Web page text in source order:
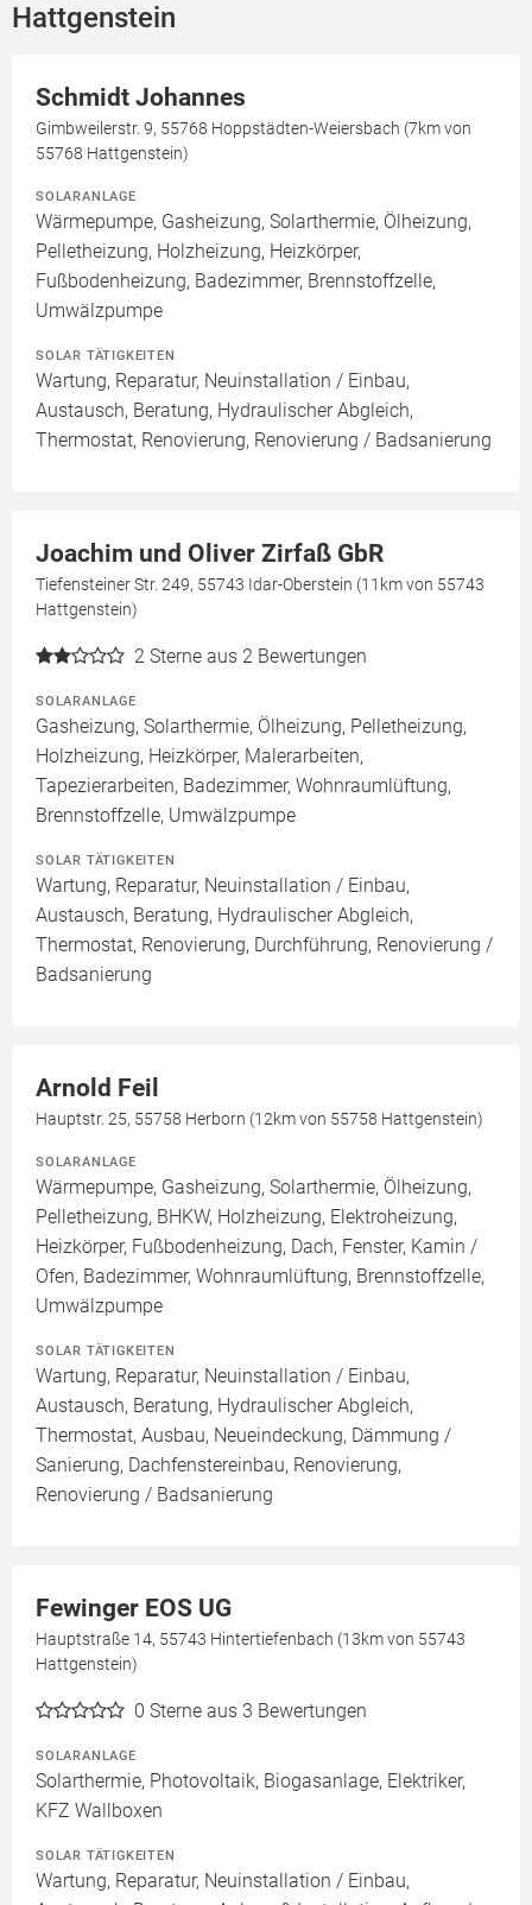
Hattgenstein
Schmidt Johannes
Gimbweilerstr. 9, 55768 Hoppstädten-Weiersbach (7km von
55768 Hattgenstein)
SOLARANLAGE
Wärmepumpe, Gasheizung, Solarthermie, Ölheizung,
Pelletheizung, Holzheizung, Heizkörper,
Fußbodenheizung, Badezimmer, Brennstoffzelle,
Umwälzpumpe
SOLAR TÄTIGKEITEN
Wartung, Reparatur, Neuinstallation / Einbau,
Austausch, Beratung, Hydraulischer Abgleich,
Thermostat, Renovierung, Renovierung / Badsanierung
Joachim und Oliver Zirfaß GbR
Tiefensteiner Str. 249, 55743 Idar-Oberstein (11km von 55743
Hattgenstein)
2 Sterne aus 2 Bewertungen
SOLARANLAGE
Gasheizung, Solarthermie, Ölheizung, Pelletheizung,
Holzheizung, Heizkörper, Malerarbeiten,
Tapezierarbeiten, Badezimmer, Wohnraumlüftung,
Brennstoffzelle, Umwälzpumpe
SOLAR TÄTIGKEITEN
Wartung, Reparatur, Neuinstallation / Einbau,
Austausch, Beratung, Hydraulischer Abgleich,
Thermostat, Renovierung, Durchführung, Renovierung /
Badsanierung
Arnold Feil
Hauptstr. 25, 55758 Herborn (12km von 55758 Hattgenstein)
SOLARANLAGE
Wärmepumpe, Gasheizung, Solarthermie, Ölheizung,
Pelletheizung, BHKW, Holzheizung, Elektroheizung,
Heizkörper, Fußbodenheizung, Dach, Fenster, Kamin /
Ofen, Badezimmer, Wohnraumlüftung, Brennstoffzelle,
Umwälzpumpe
SOLAR TÄTIGKEITEN
Wartung, Reparatur, Neuinstallation / Einbau,
Austausch, Beratung, Hydraulischer Abgleich,
Thermostat, Ausbau, Neueindeckung, Dämmung /
Sanierung, Dachfenstereinbau, Renovierung,
Renovierung / Badsanierung
Fewinger EOS UG
Hauptstraße 14, 55743 Hintertiefenbach (13km von 55743
Hattgenstein)
0 Sterne aus 3 Bewertungen
SOLARANLAGE
Solarthermie, Photovoltaik, Biogasanlage, Elektriker,
KFZ Wallboxen
SOLAR TÄTIGKEITEN
Wartung, Reparatur, Neuinstallation / Einbau,